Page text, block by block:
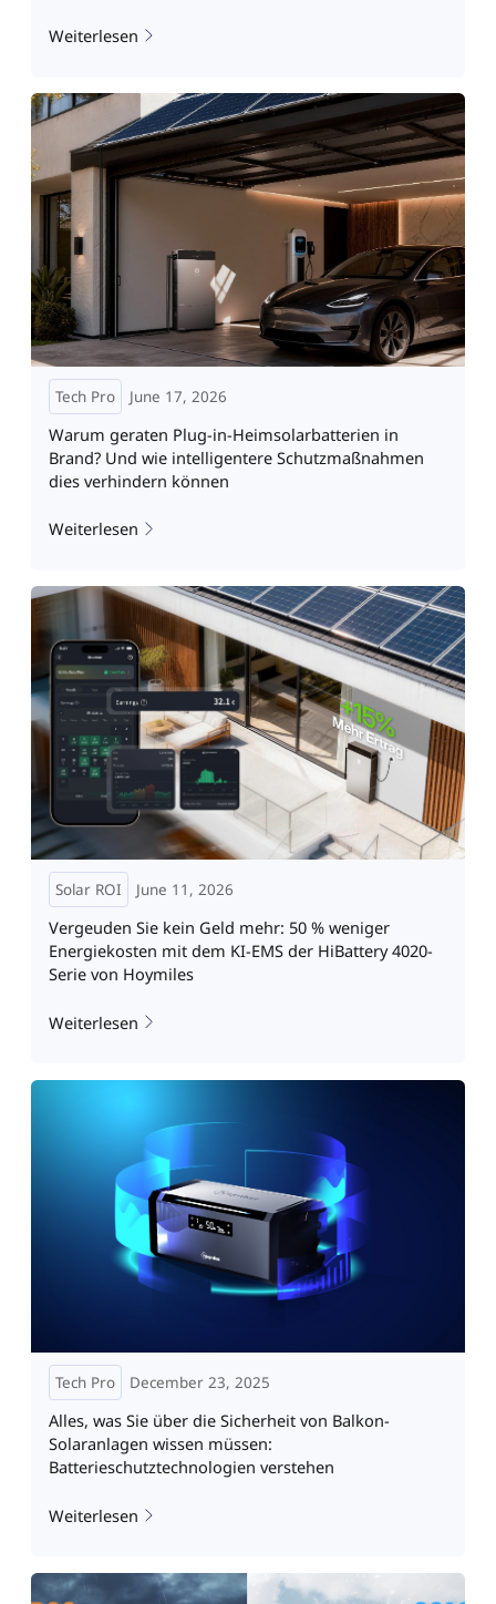
Weiterlesen
Tech Pro June 17, 2026
Warum geraten Plug-in-Heimsolarbatterien in
Brand? Und wie intelligentere Schutzmaßnahmen
dies verhindern können
Weiterlesen
Solar ROI June 11, 2026
Vergeuden Sie kein Geld mehr: 50 % weniger
Energiekosten mit dem KI-EMS der HiBattery 4020-
Serie von Hoymiles
Weiterlesen
Tech Pro December 23, 2025
Alles, was Sie über die Sicherheit von Balkon-
Solaranlagen wissen müssen:
Batterieschutztechnologien verstehen
Weiterlesen